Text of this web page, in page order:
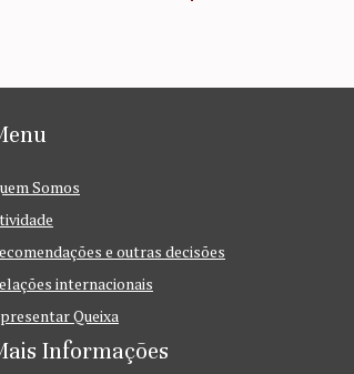
Somos
e outras decisões
internacionais
Queixa
Informações